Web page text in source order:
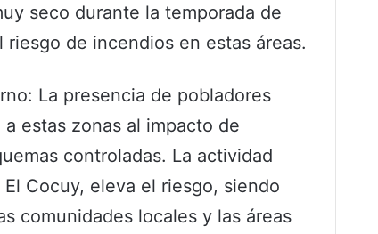
seco durante la temporada de
de incendios en estas áreas.
La presencia de pobladores
estas zonas al impacto de
controladas. La actividad
Cocuy, eleva el riesgo, siendo
comunidades locales y las áreas